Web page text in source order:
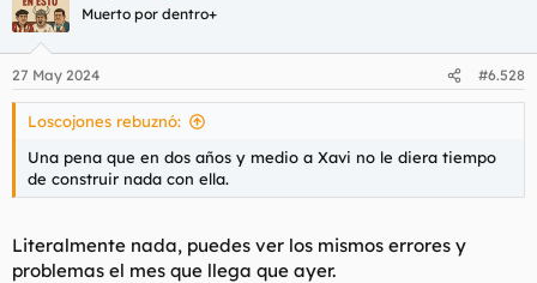
Muerto por dentro+
27 May 2024 #6.528
Loscojones rebuznó:
Una pena que en dos años y medio a Xavi no le diera tiempo
de construir nada con ella.
Literalmente nada, puedes ver los mismos errores y
problemas el mes que llega que ayer.